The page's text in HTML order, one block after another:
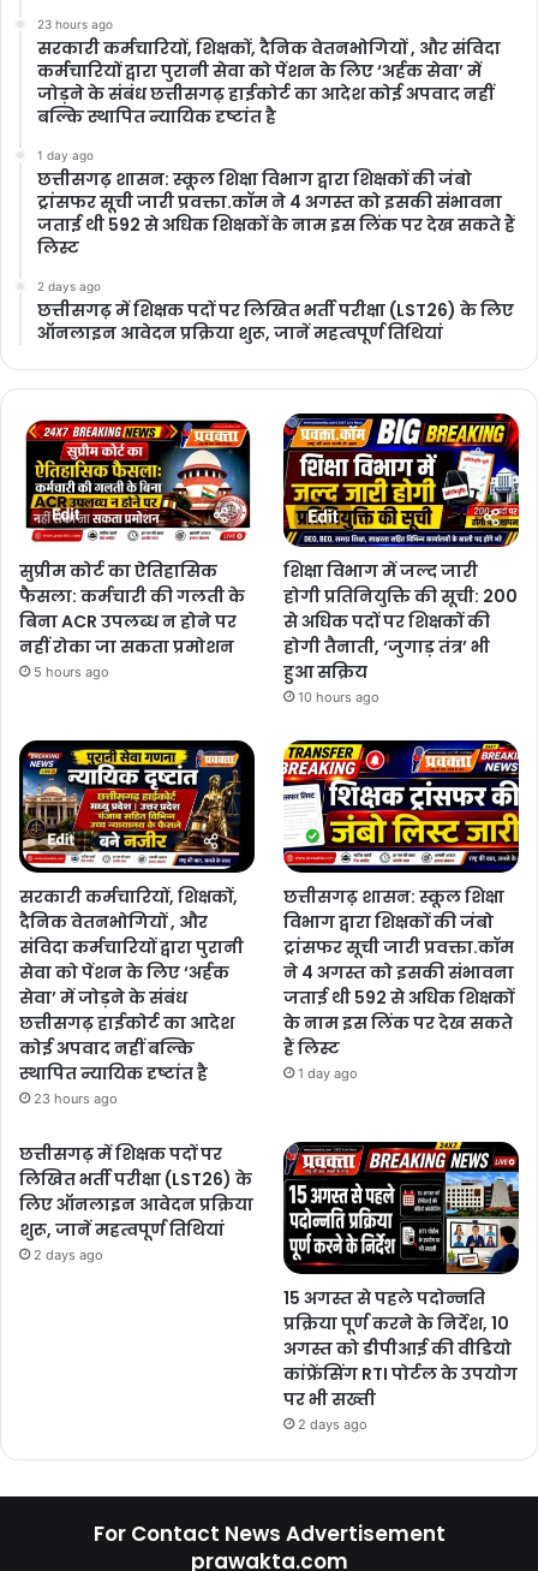
23 hours ago
सरकारी कर्मचारियों, शिक्षकों, दैनिक वेतनभोगियों , और संविदा
कर्मचारियों द्वारा पुरानी सेवा को पेंशन के लिए ‘अर्हक सेवा’ में
जोड़ने के संबंध छत्तीसगढ़ हाईकोर्ट का आदेश कोई अपवाद नहीं
बल्कि स्थापित न्यायिक दृष्टांत है
1 day ago
छत्तीसगढ़ शासन: स्कूल शिक्षा विभाग द्वारा शिक्षकों की जंबो
ट्रांसफर सूची जारी प्रवक्ता.कॉम ने 4 अगस्त को इसकी संभावना
जताई थी 592 से अधिक शिक्षकों के नाम इस लिंक पर देख सकते हैं
लिस्ट
2 days ago
छत्तीसगढ़ में शिक्षक पदों पर लिखित भर्ती परीक्षा (LST26) के लिए
ऑनलाइन आवेदन प्रक्रिया शुरू, जानें महत्वपूर्ण तिथियां
सुप्रीम कोर्ट का ऐतिहासिक
फैसला: कर्मचारी की गलती के
बिना ACR उपलब्ध न होने पर
नहीं रोका जा सकता प्रमोशन
5 hours ago
शिक्षा विभाग में जल्द जारी
होगी प्रतिनियुक्ति की सूची: 200
से अधिक पदों पर शिक्षकों की
होगी तैनाती, ‘जुगाड़ तंत्र’ भी
हुआ सक्रिय
10 hours ago
सरकारी कर्मचारियों, शिक्षकों,
दैनिक वेतनभोगियों , और
संविदा कर्मचारियों द्वारा पुरानी
सेवा को पेंशन के लिए ‘अर्हक
सेवा’ में जोड़ने के संबंध
छत्तीसगढ़ हाईकोर्ट का आदेश
कोई अपवाद नहीं बल्कि
स्थापित न्यायिक दृष्टांत है
23 hours ago
छत्तीसगढ़ शासन: स्कूल शिक्षा
विभाग द्वारा शिक्षकों की जंबो
ट्रांसफर सूची जारी प्रवक्ता.कॉम
ने 4 अगस्त को इसकी संभावना
जताई थी 592 से अधिक शिक्षकों
के नाम इस लिंक पर देख सकते
हैं लिस्ट
1 day ago
छत्तीसगढ़ में शिक्षक पदों पर
लिखित भर्ती परीक्षा (LST26) के
लिए ऑनलाइन आवेदन प्रक्रिया
शुरू, जानें महत्वपूर्ण तिथियां
2 days ago
15 अगस्त से पहले पदोन्नति
प्रक्रिया पूर्ण करने के निर्देश, 10
अगस्त को डीपीआई की वीडियो
कांफ्रेंसिंग RTI पोर्टल के उपयोग
पर भी सख्ती
2 days ago
For Contact News Advertisement
prawakta.com